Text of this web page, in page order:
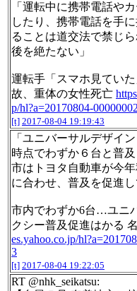
「運転中に携帯電話や
したり、携帯電話を手
ることは道交法で禁じ
後を絶たない」
運転手「スマホ見てい
故、重体の女性死亡
p/hl?a=20170804-
[t] 2017-08-04 19:19:43
「ユニバーサルデザイ
時点でわずか６台と普
市はトヨタ自動車が今
に合わせ、普及を促進し
市内でわずか6台…ユニ
クシー普及促進はかる
es.yahoo.co.jp/
3
[t] 2017-08-04 19:22:05
RT @nhk_seikatsu: